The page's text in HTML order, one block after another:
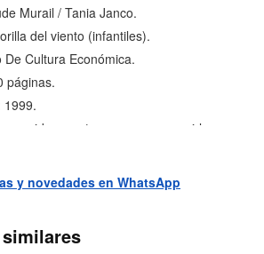
Murail / Tania Janco.
del viento (infantiles).
De Cultura Económica.
páginas.
1999.
videocasetera, para conseguirla,
niñero, y gracias a su habilidad
entretiene a los pequeños
lo lleva a conocer a Amandita, una
y novedades en WhatsApp